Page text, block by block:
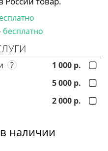
бесплатно
?
1 000 р.
5 000 р.
2 000 р.
наличии